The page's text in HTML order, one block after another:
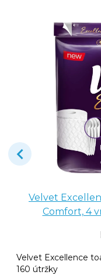
Velvet
Comfort, 4
Velvet Excellence
160 útržky